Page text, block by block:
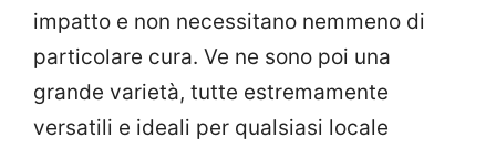
impatto e non necessitano nemmeno di
particolare cura. Ve ne sono poi una
grande varietà, tutte estremamente
versatili e ideali per qualsiasi locale